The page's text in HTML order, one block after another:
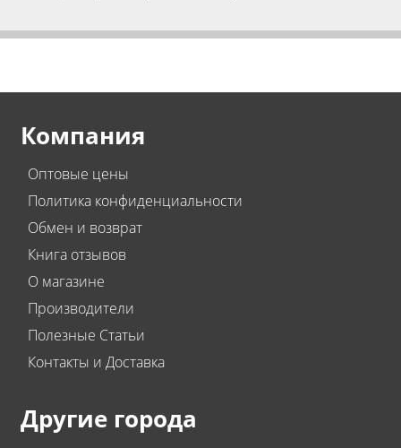
Компания
Оптовые цены
Политика конфиденциальности
Обмен и возврат
Книга отзывов
О магазине
Производители
Полезные Статьи
Контакты и Доставка
Другие города